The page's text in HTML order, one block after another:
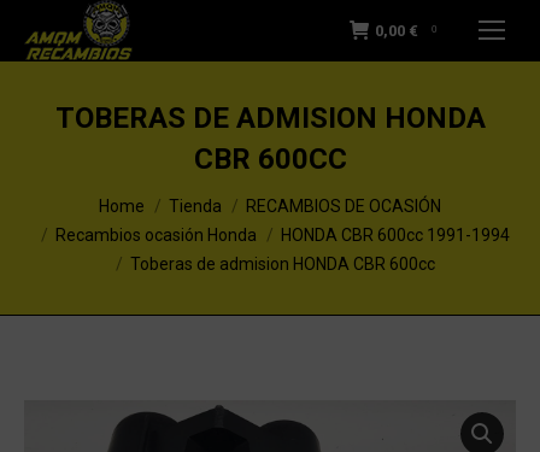
0,00 € 0
TOBERAS DE ADMISION HONDA
CBR 600CC
You are here:Home Tienda
RECAMBIOS DE OCASIÓN
Recambios ocasión Honda
HONDA CBR 600cc 1991-1994
Toberas de admision HONDA CBR 600cc